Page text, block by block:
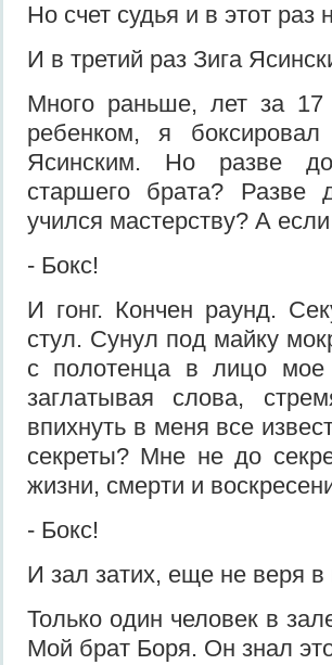
Но счет судья и в этот раз
И в третий раз Зига
Много раньше, лет за
ребенком, я
Ясинским. Но разве
старшего брата? Разве
учился мастерству? А
- Бокс!
И гонг. Кончен раунд.
стул. Сунул под майку
с полотенца в лицо
заглатывая слова,
впихнуть в меня все
секреты? Мне не до
жизни, смерти и
- Бокс!
И зал затих, еще не веря
Только один человек в
Мой брат Боря. Он знал